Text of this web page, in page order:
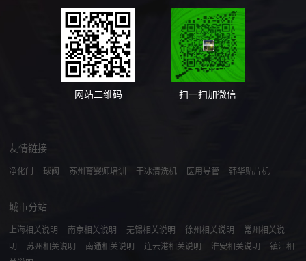
网站二维码 扫一扫加微信
友情链接
净化门 球阀 苏州育婴师培训 干冰清洗机 医用导管 韩华贴片机
城市分站
上海相关说明 南京相关说明 无锡相关说明 徐州相关说明
常州相关说
明
苏州相关说明 南通相关说明 连云港相关说明 淮安相关说明
镇江相